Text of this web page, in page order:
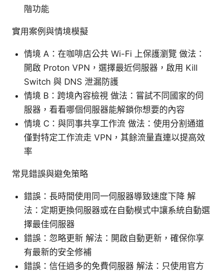
階功能
實用案例與情境模擬
情境 A：在咖啡店公共 Wi-Fi 上保護瀏覽 做法：
開啟 Proton VPN，選擇最近伺服器，啟用 Kill
Switch 與 DNS 泄漏防護
情境 B：跨境內容檢視 做法：嘗試不同國家的伺
服器，看看哪個伺服器能解鎖你想要的內容
情境 C：與同事共享工作流 做法：使用分割通道
僅對特定工作流走 VPN，其餘流量直連以提高效
率
常見錯誤與避免策略
錯誤：長時間使用同一伺服器導致速度下降 解
法：定期更換伺服器或在自動模式中讓系統自動選
擇最佳伺服器
錯誤：忽略更新 解法：開啟自動更新，確保你享
有最新的安全修補
錯誤：信任過多的免費伺服器 解法：只使用官方